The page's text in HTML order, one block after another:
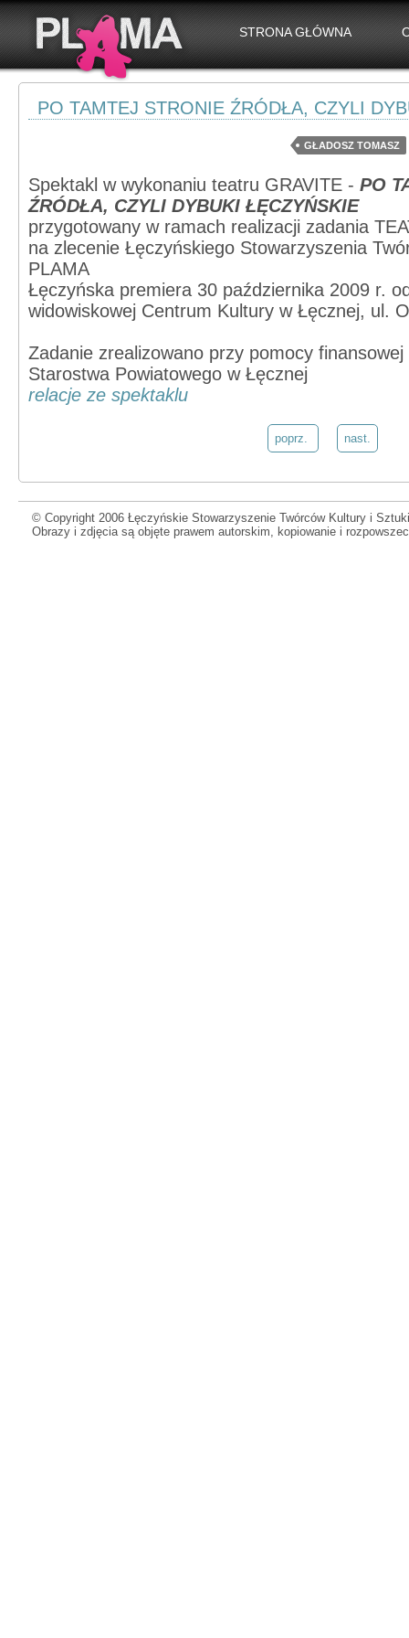
STRONA GŁÓWNA
PO TAMTEJ STRONIE ŹRÓDŁA, CZYLI
GŁADOSZ TOMASZ
Spektakl w wykonaniu teatru GRAVITE - PO
ŹRÓDŁA, CZYLI DYBUKI ŁĘCZYŃSKIE
przygotowany w ramach realizacji zadania
na zlecenie Łęczyńskiego Stowarzyszenia
PLAMA
Łęczyńska premiera 30 października 2009 r.
widowiskowej Centrum Kultury w Łęcznej, ul.
Zadanie zrealizowano przy pomocy
Starostwa Powiatowego w Łęcznej
relacje ze spektaklu
poprz. nast.
© Copyright 2006 Łęczyńskie Stowarzyszenie Twórców Kultury i
Obrazy i zdjęcia są objęte prawem autorskim, kopiowanie i